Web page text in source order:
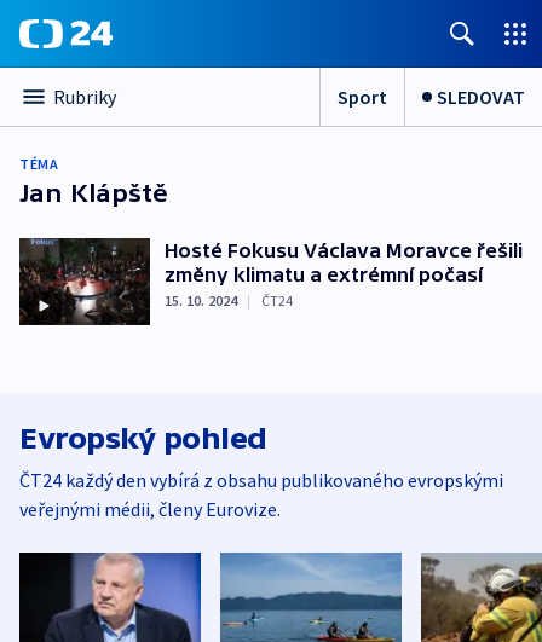
Rubriky Sport SLEDOVAT
TÉMA
Jan Klápště
Hosté Fokusu Václava Moravce řešili
změny klimatu a extrémní počasí
15. 10. 2024 | ČT24
Evropský pohled
ČT24 každý den vybírá z obsahu publikovaného evropskými
veřejnými médii, členy Eurovize.